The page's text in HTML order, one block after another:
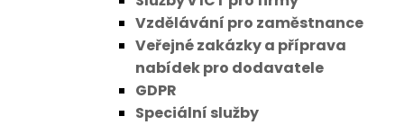
Vzdělávání pro zaměstnance
Veřejné zakázky a příprava
nabídek pro dodavatele
GDPR
Speciální služby